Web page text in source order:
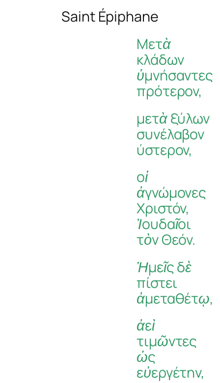
Saint Épiphane
Μετὰ
κλάδων
ὑμνήσαντες
πρότερον,
μετὰξύλων
συνέλαβον
ύστερον,
οἱ
ἀγνώμονες
Χριστόν,
Ἰουδαῖοι
τὸν Θεόν.
Ἡμεῖς δὲ
πίστει
ἀμεταθέτῳ,
ἀεὶ
τιμῶντες
ὡς
εὐεργέτην,